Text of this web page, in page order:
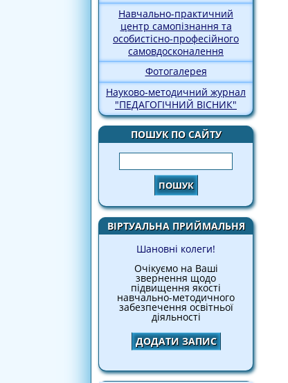
Навчально-практичний
центр самопізнання та
особистісно-професійного
самовдосконалення
Фотогалерея
Науково-методичний журнал
"ПЕДАГОГІЧНИЙ ВІСНИК"
ПОШУК ПО САЙТУ
Пошук
ВІРТУАЛЬНА ПРИЙМАЛЬНЯ
Шановні колеги!
Очікуємо на Ваші
звернення щодо
підвищення якості
навчально-методичного
забезпечення освітньої
діяльності
ДОДАТИ ЗАПИС